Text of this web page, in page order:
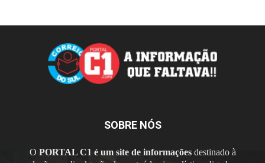
SOBRE NÓS
O PORTAL C1 é um site de informaçõesdestinado à